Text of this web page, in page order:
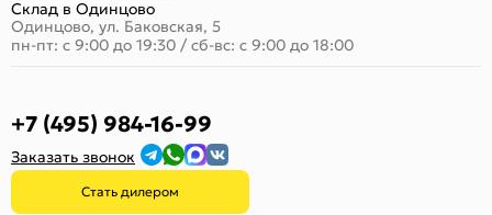
Склад в Одинцово
Одинцово, ул. Баковская, 5
пн-пт: с 9:00 до 19:30 / сб-вс: с 9:00 до 18:00
+7 (495) 984-16-99
Заказать звонок
Стать дилером